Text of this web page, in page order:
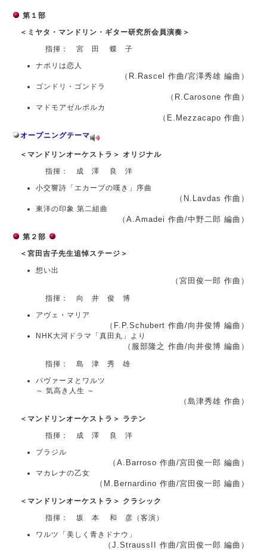
第１部
＜ミヤタ・マンドリン・ギター研究所会員演奏＞
指揮： 宮 田 蝶 子
ナポリは恋人
（R.Rascel 作曲/宮澤秀雄 編曲）
ゴンドリ・ゴンドラ
（R.Carosone 作曲）
マドモアゼルポルカ
（E.Mezzacapo 作曲）
オープニングテーマ
＜マンドリンオーケストラ＞ オリジナル
指揮： 成 澤 良 洋
小交響詩「エカーブの嘆き」序曲
（N.Lavdas 作曲）
東洋の印象 第二組曲
（A.Amadei 作曲/中野二郎 編曲）
第２部
＜宮田吉子先生追悼ステージ＞
想い出
（宮田俊一郎 作曲）
指揮： 向 井 俊 博
アヴェ・マリア
（F.P.Schubert 作曲/向井俊博 編曲）
NHK大河ドラマ「真田丸」より
（服部隆之 作曲/向井俊博 編曲）
指揮： 島 津 秀 雄
パヴァーヌとワルツ
～ 気高き人生 ～
（島津秀雄 作曲）
＜マンドリンオーケストラ＞ ラテン
指揮： 成 澤 良 洋
ブラジル
（A.Barroso 作曲/宮田俊一郎 編曲）
マカレナの乙女
（M.Bernardino 作曲/宮田俊一郎 編曲）
＜マンドリンオーケストラ＞ クラシック
指揮： 坂 本 和 彦（客演）
ワルツ「美しく青きドナウ」
（J.StraussII 作曲/宮田俊一郎 編曲）